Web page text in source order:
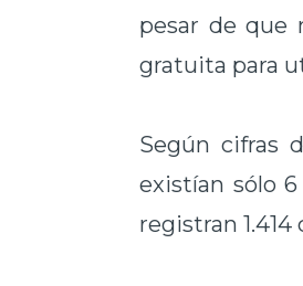
pesar de que
gratuita para
Según cifras
existían sólo
registran